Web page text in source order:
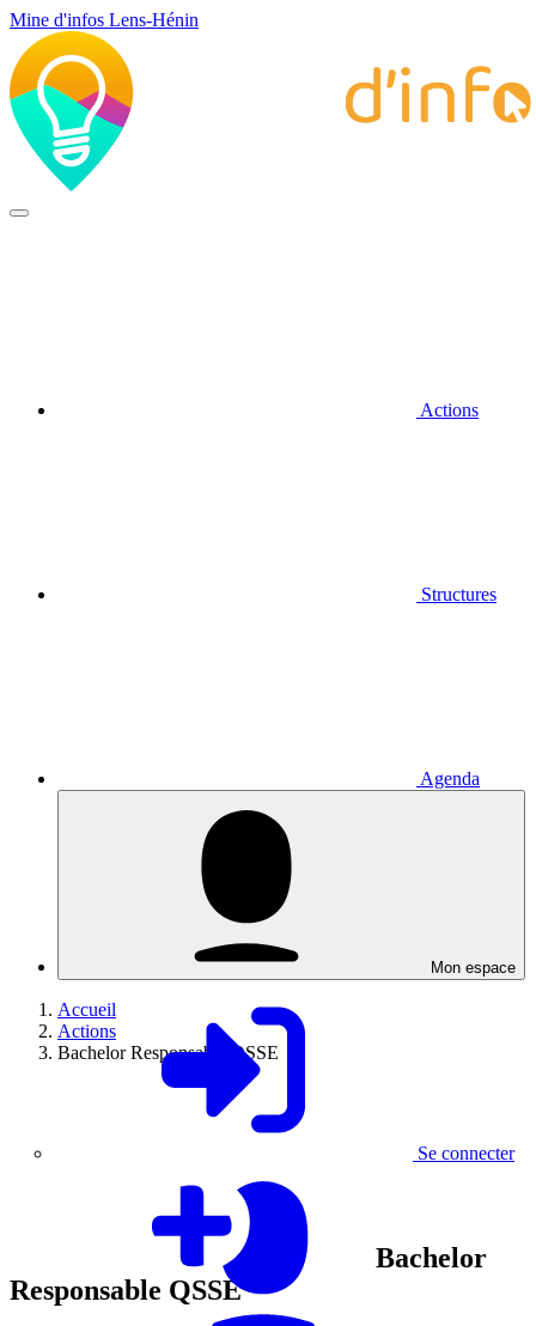
Mine d'infos Lens-Hénin
Actions
Structures
Agenda
Mon espace
Se connecter
Accueil
Actions
Bachelor Responsable QSSE
Bachelor
Responsable QSSE